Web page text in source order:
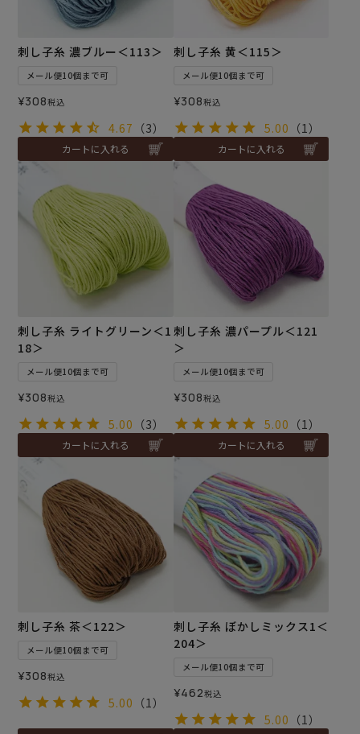
刺し子糸 濃ブルー＜113＞
メール便10個まで可
¥308税込
4.67 （3）
カートに入れる
刺し子糸 黄＜115＞
メール便10個まで可
¥308税込
5.00 （1）
カートに入れる
刺し子糸 ライトグリーン＜1
18＞
メール便10個まで可
¥308税込
5.00 （3）
カートに入れる
刺し子糸 濃パープル＜121
＞
メール便10個まで可
¥308税込
5.00 （1）
カートに入れる
刺し子糸 茶＜122＞
メール便10個まで可
¥308税込
5.00 （1）
刺し子糸 ぼかしミックス1＜
204＞
メール便10個まで可
¥462税込
5.00 （1）